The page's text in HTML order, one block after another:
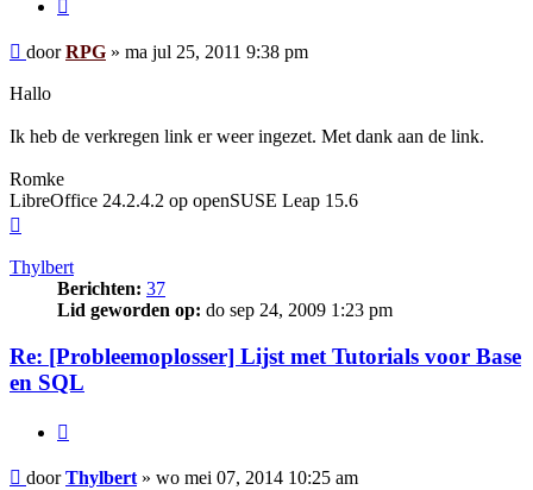
Bericht
doorRPG » ma jul 25, 2011 9:38 pm
Hallo
Ik heb de verkregen link er weer ingezet. Met dank aan de link.
Romke
LibreOffice 24.2.4.2 op openSUSE Leap 15.6
Thylbert
Berichten: 37
Lid geworden op: do sep 24, 2009 1:23 pm
Re: [Probleemoplosser] Lijst met Tutorials voor Base
en SQL
Bericht
doorThylbert » wo mei 07, 2014 10:25 am